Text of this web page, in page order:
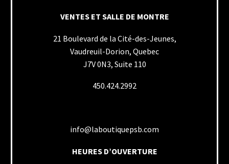
VENTES ET SALLE DE MONTRE
21 Boulevard de la Cité-des-Jeunes,
Vaudreuil-Dorion, Quebec
J7V 0N3, Suite 110
450.424.2992
info@laboutiquepsb.com
HEURES D’OUVERTURE